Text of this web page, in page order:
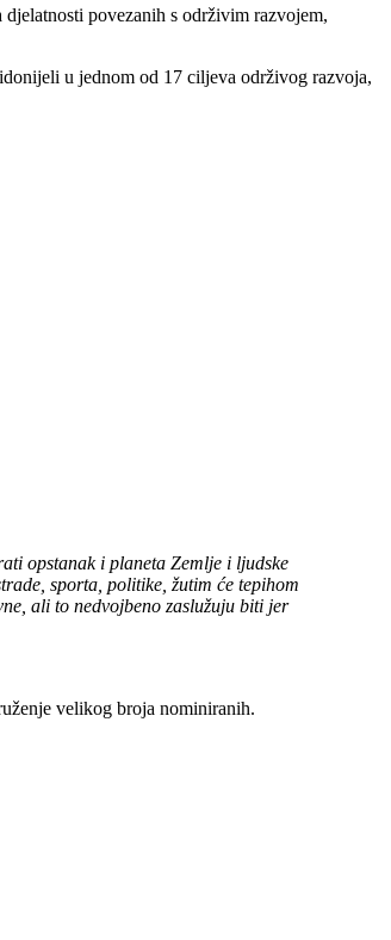
povezanih s održivim razvojem,
u jednom od 17 ciljeva održivog razvoja,
opstanak i planeta Zemlje i ljudske
sporta, politike, žutim će tepihom
ali to nedvojbeno zaslužuju biti jer
velikog broja nominiranih.